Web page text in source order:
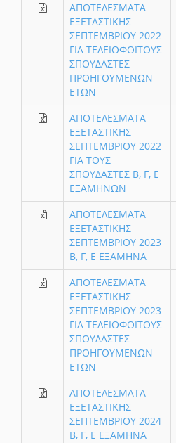
ΑΠΟΤΕΛΕΣΜΑΤΑ
ΕΞΕΤΑΣΤΙΚΗΣ
ΣΕΠΤΕΜΒΡΙΟΥ 2022
ΓΙΑ ΤΕΛΕΙΟΦΟΙΤΟΥΣ
ΣΠΟΥΔΑΣΤΕΣ
ΠΡΟΗΓΟΥΜΕΝΩΝ
ΕΤΩΝ
ΑΠΟΤΕΛΕΣΜΑΤΑ
ΕΞΕΤΑΣΤΙΚΗΣ
ΣΕΠΤΕΜΒΡΙΟΥ 2022
ΓΙΑ ΤΟΥΣ
ΣΠΟΥΔΑΣΤΕΣ Β, Γ, Ε
ΕΞΑΜΗΝΩΝ
ΑΠΟΤΕΛΕΣΜΑΤΑ
ΕΞΕΤΑΣΤΙΚΗΣ
ΣΕΠΤΕΜΒΡΙΟΥ 2023
Β, Γ, Ε ΕΞΑΜΗΝΑ
ΑΠΟΤΕΛΕΣΜΑΤΑ
ΕΞΕΤΑΣΤΙΚΗΣ
ΣΕΠΤΕΜΒΡΙΟΥ 2023
ΓΙΑ ΤΕΛΕΙΟΦΟΙΤΟΥΣ
ΣΠΟΥΔΑΣΤΕΣ
ΠΡΟΗΓΟΥΜΕΝΩΝ
ΕΤΩΝ
ΑΠΟΤΕΛΕΣΜΑΤΑ
ΕΞΕΤΑΣΤΙΚΗΣ
ΣΕΠΤΕΜΒΡΙΟΥ 2024
Β, Γ, Ε ΕΞΑΜΗΝΑ